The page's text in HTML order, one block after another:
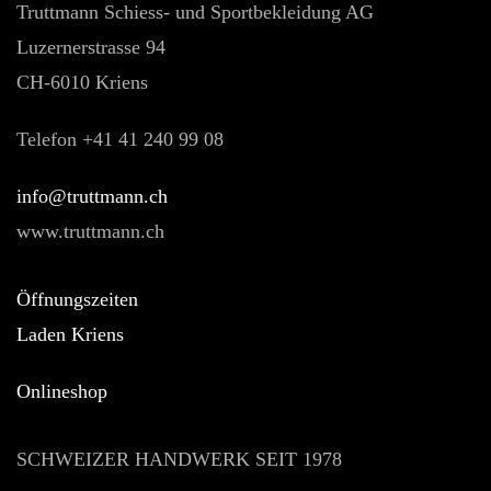
Truttmann Schiess- und Sportbekleidung AG
Luzernerstrasse 94
CH-6010 Kriens
Telefon +41 41 240 99 08
hc.nnamtturt@ofni
www.truttmann.ch
Öffnungszeiten
Laden Kriens
Onlineshop
SCHWEIZER HANDWERK SEIT 1978